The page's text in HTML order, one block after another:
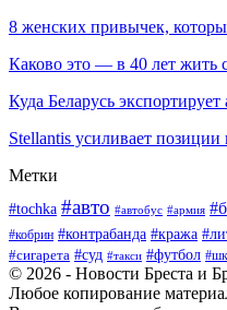
8 женских привычек,
Каково это — в 40 лет жить
Куда Беларусь экспортирует
Stellantis усиливает
Метки
#tochka #авто #автобус #армия
#кобрин #контрабанда #кража
#сигарета #суд #такси #футбол
© 2026 - Новости Бреста и
Любое копирование